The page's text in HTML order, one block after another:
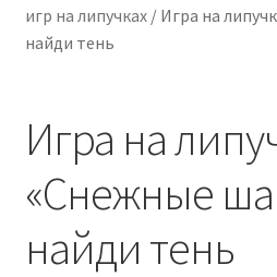
МЕТОДИКИ
ИГРЫ НА ЛИПУЧКАХ
КОНТАКТЫ
игр на липучках/ Игра на
найди тень
Игра на
«Снежные
найди тень